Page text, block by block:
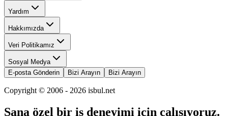
Yardım
Hakkımızda
Veri Politikamız
Sosyal Medya
E-posta Gönderin
Bizi Arayın Bizi Arayın
Copyright © 2006 - 2026 isbul.net
Sana özel bir iş deneyimi için çalışıyoruz.